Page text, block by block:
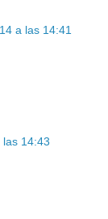
a las 14:41
14:43